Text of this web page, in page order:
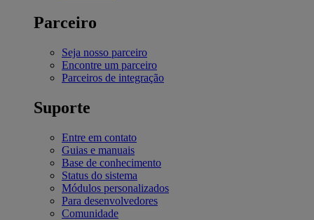
Parceiro
Seja nosso parceiro
Encontre um parceiro
Parceiros de integração
Suporte
Entre em contato
Guias e manuais
Base de conhecimento
Status do sistema
Módulos personalizados
Para desenvolvedores
Comunidade